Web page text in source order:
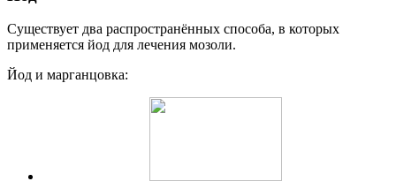
Существует два распространённых способа, в которых
применяется йод для лечения мозоли.
Йод и марганцовка: